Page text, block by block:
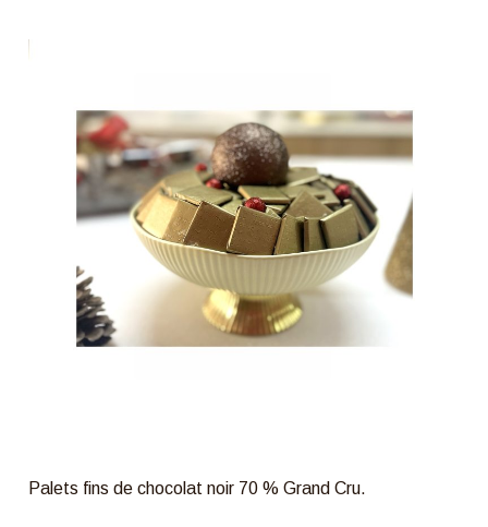
Palets fins de chocolat noir 70 % Grand Cru.